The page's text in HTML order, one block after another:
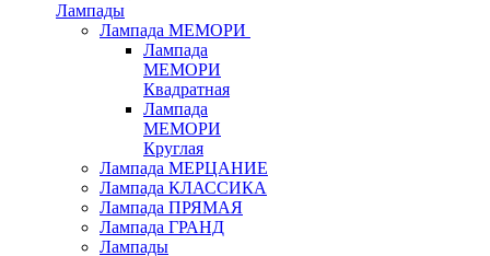
Лампады
Лампада МЕМОРИ
Лампада
МЕМОРИ
Квадратная
Лампада
МЕМОРИ
Круглая
Лампада МЕРЦАНИЕ
Лампада КЛАССИКА
Лампада ПРЯМАЯ
Лампада ГРАНД
Лампады